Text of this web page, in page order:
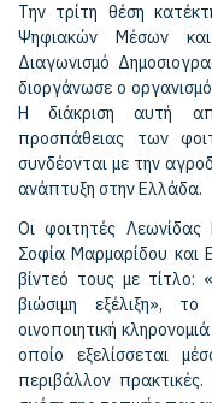
Την τρίτη θέση
Ψηφιακών Μέσων και
Διαγωνισμό
διοργάνωσε ο
Η διάκριση αυτή
προσπάθειας των
συνδέονται με την
ανάπτυξη στην Ελλάδα.
Οι φοιτητές Λεωνίδας
Σοφία Μαρμαρίδου και
βίντεό τους με
βιώσιμη εξέλιξη»,
οινοποιητική
οποίο εξελίσσεται
περιβάλλον